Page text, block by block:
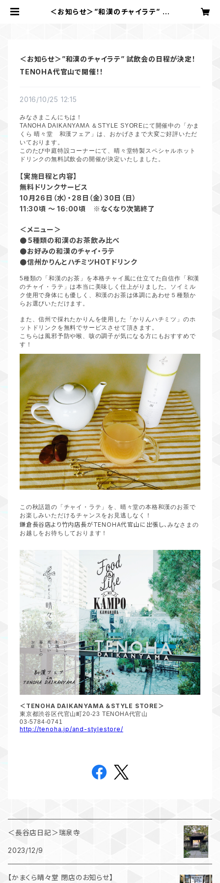
＜お知らせ＞”和漢のチャイラテ” 試
＜お知らせ＞”和漢のチャイラテ” 試飲会の日程が決定！
TENOHA代官山で開催！！
2016/10/25 12:15
みなさまこんにちは！
TANOHA DAIKANYAMA ＆STYLE SYOREにて開催中の「かま
くら 晴々堂 和漢フェア」は、おかげさまで大変ご好評いただ
いております。
このたび中庭特設コーナーにて、晴々堂特製スペシャルホット
ドリンクの無料試飲会の開催が決定いたしました。
【実施日程と内容】
無料ドリンクサービス
10月26 日（水）・ 28 日（金） 30日（日）
11:30頃 ～ 16:00頃
※ なくなり次第終了
＜メニュー＞
●５種類の和漢のお茶飲み比べ
●お好みの和漢のチャイ・ラテ
●信州かりんとハチミツHOTドリンク
5種類の「和漢のお茶」を本格チャイ風に仕立てた自信作「和漢
のチャイ・ラテ」は本当に美味しく仕上がりました。ソイミル
ク使用で身体にも優しく、和漢のお茶は体調にあわせ５種類か
らお選びいただけます。
また、信州で採れたかりんを使用した「かりんハチミツ」のホ
ットドリンクを無料でサービスさせて頂きます。
こちらは風邪予防や喉、咳の調子が気になる方にもおすすめで
す！
この秋話題の「チャイ・ラテ」を、晴々堂の本格和漢のお茶で
お楽しみいただけるチャンスをお見逃しなく！
鎌倉長谷店より竹内店長がTENOHA代官山に出張し、 みなさまの
お越しをお待ちしております！
＜ TENOHA DAIKANYAMA ＆ STYLE STORE ＞
東京都渋谷区代官山町20-23 TENOHA代官山
03-5784-0741
http://tenoha.jp/and-stylestore/
＜長谷店日記＞瑞泉寺
2023/12/9
【かまくら晴々堂 閉店のお知らせ】